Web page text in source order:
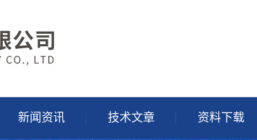
新闻资讯 技术文章 资料下载